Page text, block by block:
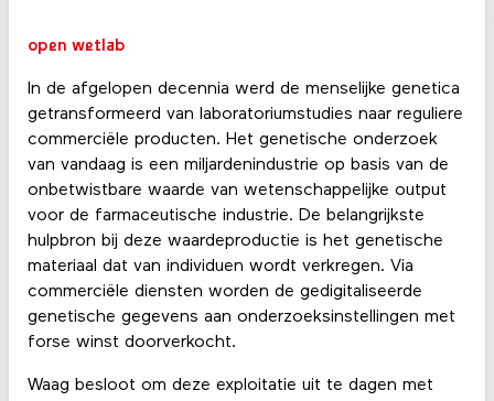
open wetlab
In de afgelopen decennia werd de menselijke genetica
getransformeerd van laboratoriumstudies naar reguliere
commerciële producten. Het genetische onderzoek
van vandaag is een miljardenindustrie op basis van de
onbetwistbare waarde van wetenschappelijke output
voor de farmaceutische industrie. De belangrijkste
hulpbron bij deze waardeproductie is het genetische
materiaal dat van individuen wordt verkregen. Via
commerciële diensten worden de gedigitaliseerde
genetische gegevens aan onderzoeksinstellingen met
forse winst doorverkocht.
Waag besloot om deze exploitatie uit te dagen met